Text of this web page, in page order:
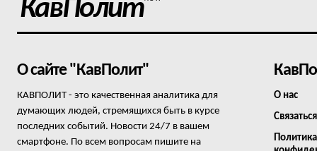
КавПолит
О сайте "КавПолит"
КАВПОЛИТ - это качественная аналитика для
думающих людей, стремящихся быть в курсе
последних событий. Новости 24/7 в вашем
смартфоне. По всем вопросам пишите на
О нас
Политика